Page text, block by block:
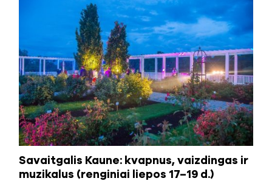
Savaitgalis Kaune: kvapnus, vaizdingas ir
muzikalus (renginiai liepos 17–19 d.)